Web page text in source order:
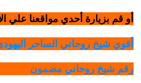
أو قم بزيارة أحدي مواقعنا علي
أقوي شيخ روحاني الساحر
رقم شيخ روحاني مضمون